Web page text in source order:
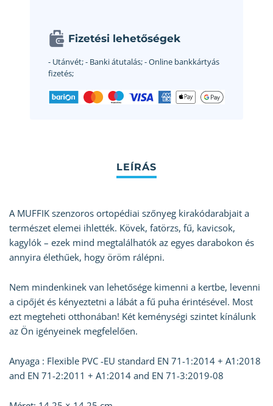
Fizetési lehetőségek
- Utánvét;- Banki átutalás;- Online bankkártyás
fizetés;
A MUFFIK szenzoros ortopédiai szőnyeg kirakódarabjait a
természet elemei ihlették. Kövek, fatörzs, fű, kavicsok,
kagylók – ezek mind megtalálhatók az egyes darabokon és
annyira élethűek, hogy öröm rálépni.
Nem mindenkinek van lehetősége kimenni a kertbe, levenni
a cipőjét és kényeztetni a lábát a fű puha érintésével. Most
ezt megteheti otthonában! Két keménységi szintet kínálunk
az Ön igényeinek megfelelően.
Anyaga : Flexible PVC -EU standard EN 71-1:2014 + A1:2018
and EN 71-2:2011 + A1:2014 and EN 71-3:2019-08